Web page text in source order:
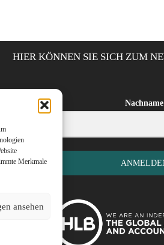
Merkmale
ansehen
HIER KÖNNEN SIE SICH ZUM
Nachname